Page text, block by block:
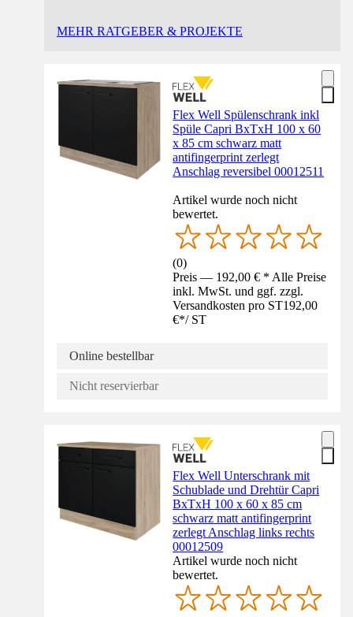
MEHR RATGEBER & PROJEKTE
Flex Well Spülenschrank inkl
Spüle Capri BxTxH 100 x 60
x 85 cm schwarz matt
antifingerprint zerlegt
Anschlag reversibel 00012511
Artikel wurde noch nicht
bewertet.
(0)
Preis — 192,00 € * Alle Preise
inkl. MwSt. und ggf. zzgl.
Versandkosten pro ST192,00
€*/ ST
Online bestellbar
Nicht reservierbar
Flex Well Unterschrank mit
Schublade und Drehtür Capri
BxTxH 100 x 60 x 85 cm
schwarz matt antifingerprint
zerlegt Anschlag links rechts
00012509
Artikel wurde noch nicht
bewertet.